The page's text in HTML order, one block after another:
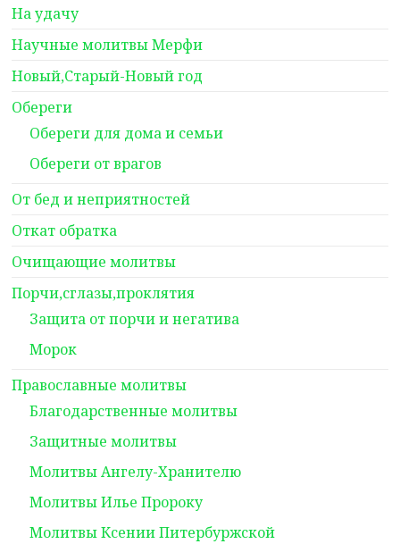
На удачу
Научные молитвы Мерфи
Новый,Старый-Новый год
Обереги
Обереги для дома и семьи
Обереги от врагов
От бед и неприятностей
Откат обратка
Очищающие молитвы
Порчи,сглазы,проклятия
Защита от порчи и негатива
Морок
Православные молитвы
Благодарственные молитвы
Защитные молитвы
Молитвы Ангелу-Хранителю
Молитвы Илье Пророку
Молитвы Ксении Питербуржской